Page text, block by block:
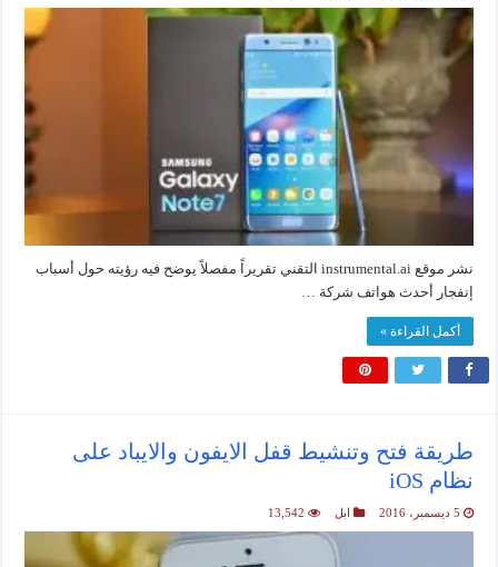
نشر موقع instrumental.ai التقني تقريراً مفصلاً يوضح فيه رؤيته حول أسباب
إنفجار أحدث هواتف شركة …
أكمل القراءة »
طريقة فتح وتنشيط قفل الايفون والايباد على
نظام iOS
5 ديسمبر، 2016 ابل 13,542